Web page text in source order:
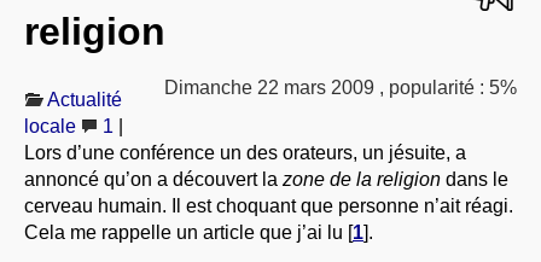
HISTOIRE(s)
À PROPOS
LIBRES OPINIONS
* [ connexion Adhérents ].
religion
Dimanche 22 mars 2009 , popularité : 5%
Actualité
locale
1
Lors d’une conférence un des orateurs, un jésuite, a
annoncé qu’on a découvert la zone de la religion dans le
cerveau humain. Il est choquant que personne n’ait réagi.
Cela me rappelle un article que j’ai lu [1].